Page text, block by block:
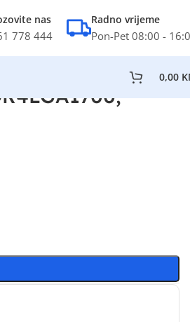
nas
778 444
Radno vrijeme
Pon-Pet 08:00 -
0,00